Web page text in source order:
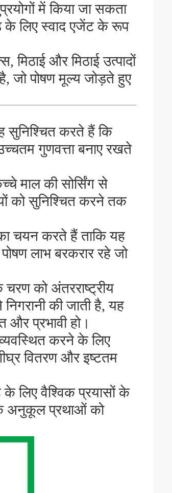
में किया जा सकता
के लिए स्वाद एजेंट के रूप
मिठाई और मिठाई उत्पादों
जो पोषण मूल्य जोड़ते हुए
सुनिश्चित करते हैं कि
गुणवत्ता बनाए रखते
माल की सोर्सिंग से
को सुनिश्चित करने तक
चयन करते हैं ताकि यह
लाभ बरकरार रहे जो
चरण को अंतरराष्ट्रीय
की जाती है, यह
और प्रभावी हो।
करने के लिए
वितरण और इष्टतम
के लिए वैश्विक प्रयासों के
के अनुकूल प्रथाओं को